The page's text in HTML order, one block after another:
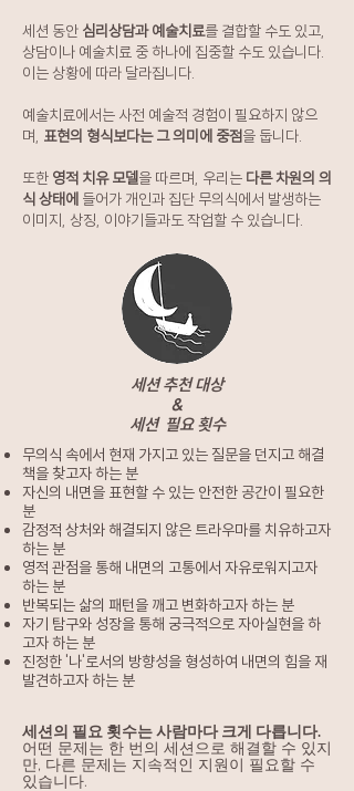
세션 동안 심리상담과 예술치료를 결합할 수도 있고,
상담이나 예술치료 중 하나에 집중할 수도 있습니다.
이는 상황에 따라 달라집니다.
예술치료에서는 사전 예술적 경험이 필요하지 않으
며, 표현의 형식보다는 그 의미에 중점을 둡니다.
또한 영적 치유 모델을 따르며, 우리는 다른 차원의 의
식 상태에 들어가 개인과 집단 무의식에서 발생하는
이미지, 상징, 이야기들과도 작업할 수 있습니다.
세션 추천 대상
&
세션 필요 횟수
무의식 속에서 현재 가지고 있는 질문을 던지고 해결
책을 찾고자 하는 분
자신의 내면을 표현할 수 있는 안전한 공간이 필요한
분
감정적 상처와 해결되지 않은 트라우마를 치유하고자
하는 분
영적 관점을 통해 내면의 고통에서 자유로워지고자
하는 분
반복되는 삶의 패턴을 깨고 변화하고자 하는 분
자기 탐구와 성장을 통해 궁극적으로 자아실현을 하
고자 하는 분
진정한 '나'로서의 방향성을 형성하여 내면의 힘을 재
발견하고자 하는 분
세션의 필요 횟수는 사람마다 크게 다릅니다.
어떤 문제는 한 번의 세션으로 해결할 수 있지
만, 다른 문제는 지속적인 지원이 필요할 수
있습니다.